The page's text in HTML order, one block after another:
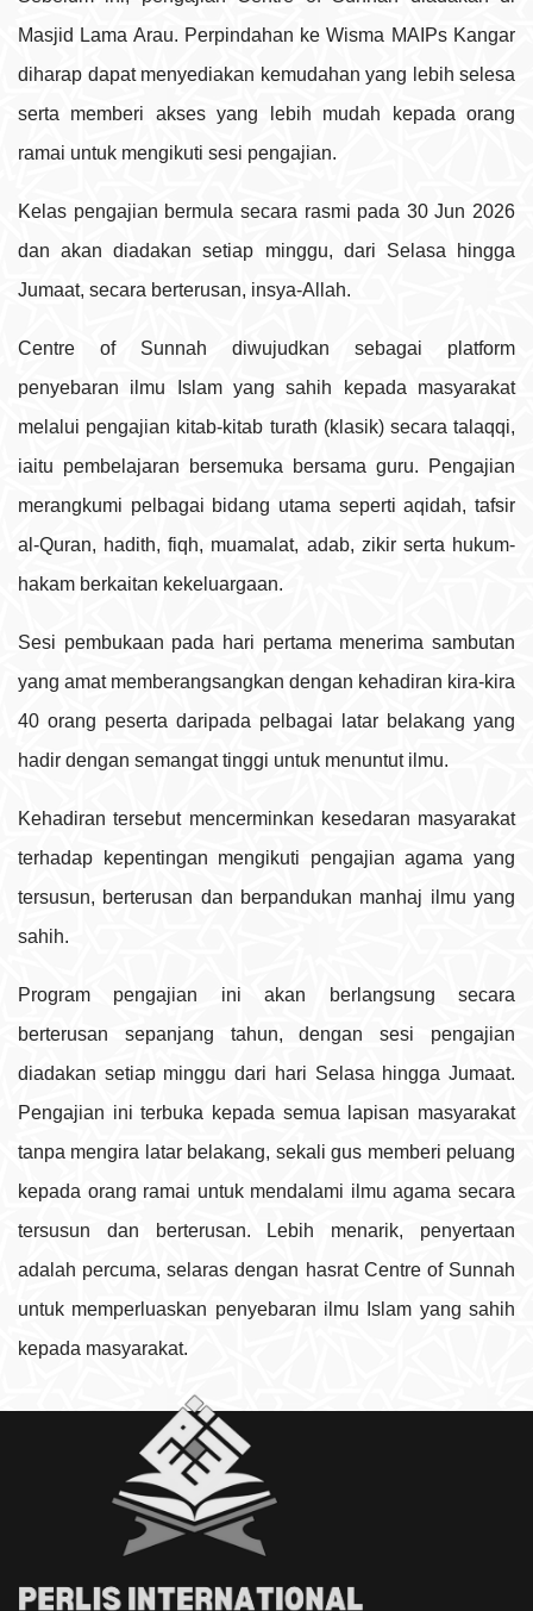
Masjid Lama Arau. Perpindahan ke Wisma MAIPs Kangar
diharap dapat menyediakan kemudahan yang lebih selesa
serta memberi akses yang lebih mudah kepada orang
ramai untuk mengikuti sesi pengajian.
Kelas pengajian bermula secara rasmi pada 30 Jun 2026
dan akan diadakan setiap minggu, dari Selasa hingga
Jumaat, secara berterusan, insya-Allah.
Centre of Sunnah diwujudkan sebagai platform
penyebaran ilmu Islam yang sahih kepada masyarakat
melalui pengajian kitab-kitab turath (klasik) secara talaqqi,
iaitu pembelajaran bersemuka bersama guru. Pengajian
merangkumi pelbagai bidang utama seperti aqidah, tafsir
al-Quran, hadith, fiqh, muamalat, adab, zikir serta hukum-
hakam berkaitan kekeluargaan.
Sesi pembukaan pada hari pertama menerima sambutan
yang amat memberangsangkan dengan kehadiran kira-kira
40 orang peserta daripada pelbagai latar belakang yang
hadir dengan semangat tinggi untuk menuntut ilmu.
Kehadiran tersebut mencerminkan kesedaran masyarakat
terhadap kepentingan mengikuti pengajian agama yang
tersusun, berterusan dan berpandukan manhaj ilmu yang
sahih.
Program pengajian ini akan berlangsung secara
berterusan sepanjang tahun, dengan sesi pengajian
diadakan setiap minggu dari hari Selasa hingga Jumaat.
Pengajian ini terbuka kepada semua lapisan masyarakat
tanpa mengira latar belakang, sekali gus memberi peluang
kepada orang ramai untuk mendalami ilmu agama secara
tersusun dan berterusan. Lebih menarik, penyertaan
adalah percuma, selaras dengan hasrat Centre of Sunnah
untuk memperluaskan penyebaran ilmu Islam yang sahih
kepada masyarakat.